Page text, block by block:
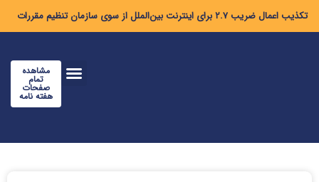
تکذیب اعمال ضریب ۲.۷ برای اینترنت بین‌الملل از سوی سازمان تنظیم مقررات
مشاهده
تمام
صفحات
هفته نامه